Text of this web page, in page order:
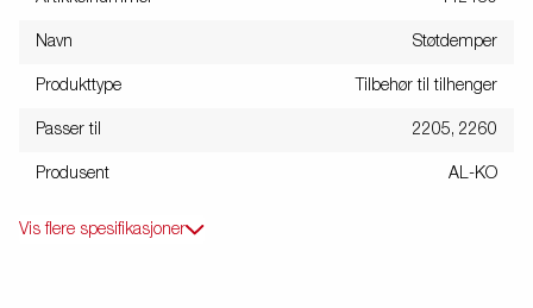
Navn Støtdemper
Produkttype Tilbehør til tilhenger
Passer til 2205, 2260
Produsent AL-KO
Vis flere spesifikasjoner